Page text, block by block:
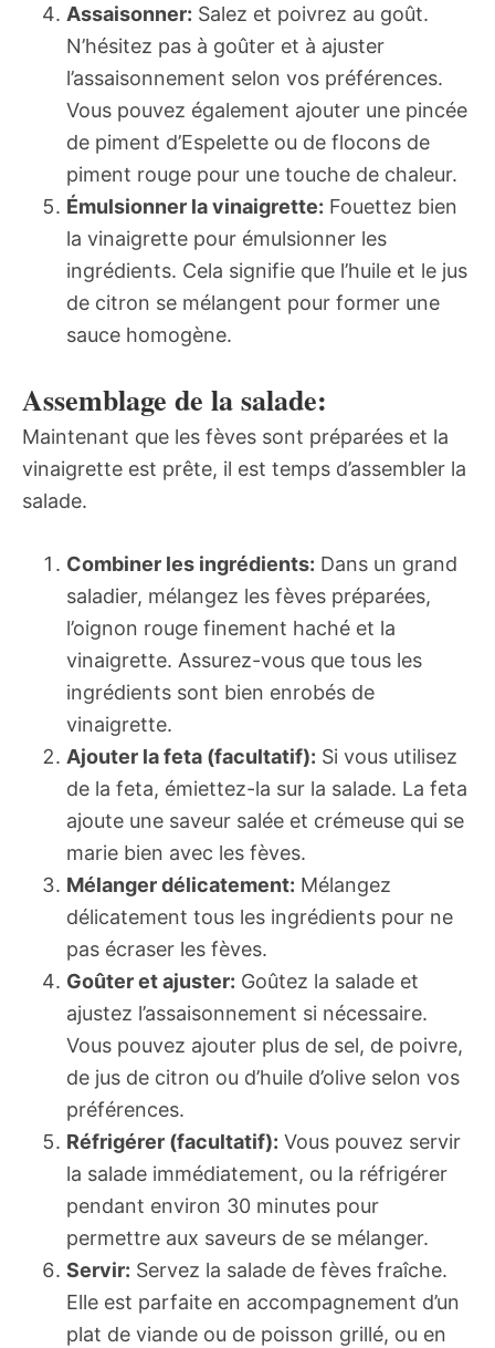
Assaisonner: Salez et poivrez au goût.
N’hésitez pas à goûter et à ajuster
l’assaisonnement selon vos préférences.
Vous pouvez également ajouter une pincée
de piment d’Espelette ou de flocons de
piment rouge pour une touche de chaleur.
Émulsionner la vinaigrette: Fouettez bien
la vinaigrette pour émulsionner les
ingrédients. Cela signifie que l’huile et le jus
de citron se mélangent pour former une
sauce homogène.
Assemblage de la salade:
Maintenant que les fèves sont préparées et la
vinaigrette est prête, il est temps d’assembler la
salade.
Combiner les ingrédients: Dans un grand
saladier, mélangez les fèves préparées,
l’oignon rouge finement haché et la
vinaigrette. Assurez-vous que tous les
ingrédients sont bien enrobés de
vinaigrette.
Ajouter la feta (facultatif): Si vous utilisez
de la feta, émiettez-la sur la salade. La feta
ajoute une saveur salée et crémeuse qui se
marie bien avec les fèves.
Mélanger délicatement: Mélangez
délicatement tous les ingrédients pour ne
pas écraser les fèves.
Goûter et ajuster: Goûtez la salade et
ajustez l’assaisonnement si nécessaire.
Vous pouvez ajouter plus de sel, de poivre,
de jus de citron ou d’huile d’olive selon vos
préférences.
Réfrigérer (facultatif): Vous pouvez servir
la salade immédiatement, ou la réfrigérer
pendant environ 30 minutes pour
permettre aux saveurs de se mélanger.
Servir: Servez la salade de fèves fraîche.
Elle est parfaite en accompagnement d’un
plat de viande ou de poisson grillé, ou en